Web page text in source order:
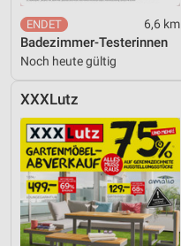
6,6 km
Badezimmer-Testerinnen
Noch heute gültig
XXXLutz